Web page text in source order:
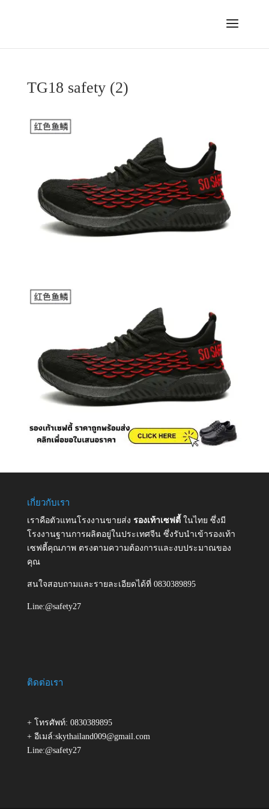
TG18 safety (2)
เกี่ยวกับเรา
เราคือตัวแทนโรงงานขายส่ง รองเท้าเซฟตี้ ในไทย ซึ่งมี
โรงงานฐานการผลิตอยู่ในประเทศจีน ซึ่งรับนำเข้ารองเท้า
เซฟตี้คุณภาพ ตรงตามความต้องการและงบประมาณของ
คุณ
สนใจสอบถามและรายละเอียดได้ที่ 0830389895
Line:@safety27
ติดต่อเรา
+ โทรศัพท์: 0830389895
+ อีเมล์:skythailand009@gmail.com
Line:@safety27